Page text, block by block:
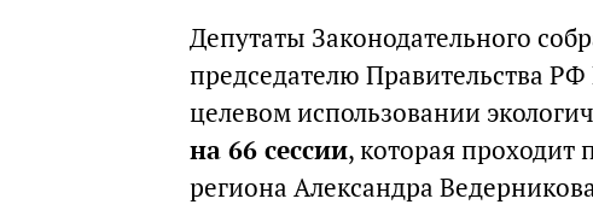
Депутаты Законодательного
председателю Правительства
целевом использовании
на 66 сессии, которая проходит
региона Александра